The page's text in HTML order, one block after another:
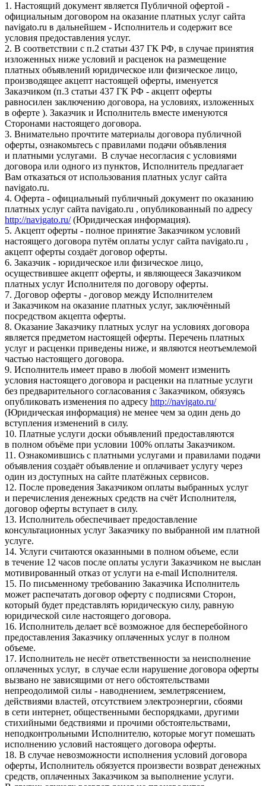
1. Настоящий документ является Публичной офертой -
официальным договором на оказание платных услуг сайта
navigato.ru в дальнейшем - Исполнитель и содержит все
условия предоставления услуг.
2. В соответствии с п.2 статьи 437 ГК РФ, в случае принятия
изложенных ниже условий и расценок на размещение
платных объявлений юридическое или физическое лицо,
производящее акцепт настоящей оферты, именуется
Заказчиком (п.3 статьи 437 ГК РФ - акцепт оферты
равносилен заключению договора, на условиях, изложенных
в оферте ). Заказчик и Исполнитель вместе именуются
Сторонами настоящего договора.
3. Внимательно прочтите материалы договора публичной
оферты, ознакомьтесь с правилами подачи объявления
и платными услугами. В случае несогласия с условиями
договора или одного из пунктов, Исполнитель предлагает
Вам отказаться от использования платных услуг сайта
navigato.ru.
4. Оферта - официальный публичный документ по оказанию
платных услуг сайта navigato.ru , опубликованный по адресу
http://navigato.ru/(Юридическая информация).
5. Акцепт оферты - полное принятие Заказчиком условий
настоящего договора путём оплаты услуг сайта navigato.ru ,
акцепт оферты создаёт договор оферты.
6. Заказчик - юридическое или физическое лицо,
осуществившее акцепт оферты, и являющееся Заказчиком
платных услуг Исполнителя по договору оферты.
7. Договор оферты - договор между Исполнителем
и Заказчиком на оказание платных услуг, заключённый
посредством акцепта оферты.
8. Оказание Заказчику платных услуг на условиях договора
является предметом настоящей оферты. Перечень платных
услуг и расценки приведены ниже, и являются неотъемлемой
частью настоящего договора.
9. Исполнитель имеет право в любой момент изменить
условия настоящего договора и расценки на платные услуги
без предварительного согласования с Заказчиком, обязуясь
опубликовать изменения по адресу http://navigato.ru/
(Юридическая информация) не менее чем за один день до
вступления изменений в силу.
10. Платные услуги доски объявлений предоставляются
в полном объёме при условии 100% оплаты Заказчиком.
11. Ознакомившись с платными услугами и правилами подачи
объявления создаёт объявление и оплачивает услугу через
один из доступных на сайте платёжных сервисов.
12. После проведения Заказчиком оплаты выбранных услуг
и перечисления денежных средств на счёт Исполнителя,
договор оферты вступает в силу.
13. Исполнитель обеспечивает предоставление
консультационных услуг Заказчику по выбранной им платной
услуге.
14. Услуги считаются оказанными в полном объеме, если
в течение 12 часов после оплаты услуги Заказчиком не выслан
мотивированный отказ от услуги на e-mail Исполнителя.
15. По письменному требованию Заказчика Исполнитель
может распечатать договор оферту с подписями Сторон,
который будет представлять юридическую силу, равную
юридической силе настоящего договора.
16. Исполнитель делает всё возможное для бесперебойного
предоставления Заказчику оплаченных услуг в полном
объеме.
17. Исполнитель не несёт ответственности за неисполнение
оплаченных услуг, в случае если нарушение договора оферты
вызвано не зависящими от него обстоятельствами
непреодолимой силы - наводнением, землетрясением,
действиями властей, отсутствием электроэнергии, сбоями
в сети интернет, общественными беспорядками, другими
стихийными бедствиями и прочими обстоятельствами,
неподконтрольными Исполнителю, которые могут помешать
исполнению условий настоящего договора оферты.
18. В случае невозможности исполнения условий договора
оферты, Исполнитель обязуется произвести возврат денежных
средств, оплаченных Заказчиком за выполнение услуги.